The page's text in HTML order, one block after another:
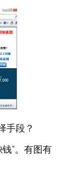
手段？
”。有图有